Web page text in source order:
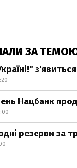
ЗА
Нацбанк
резерви за